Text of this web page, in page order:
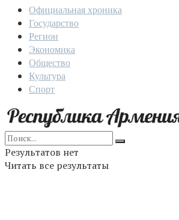
Официальная хроника
Государство
Регион
Экономика
Общество
Культура
Спорт
Результатов нет
Читать все результаты